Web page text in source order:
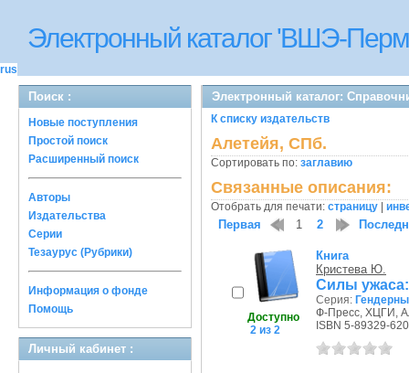
Электронный каталог 'ВШЭ-
rus
Поиск :
Новые поступления
Простой поиск
Расширенный поиск
Авторы
Издательства
Серии
Тезаурус (Рубрики)
Информация о фонде
Помощь
Личный кабинет :
Электронный каталог:
К списку издательств
Алетейя, СПб.
Сортировать по: заглавию
Связанные описания:
Отобрать для печати: страницу
Первая 1 2
Доступно
2 из 2
Книга
Кристева Ю.
Силы
Серия:
Ф-Пресс, ХЦГИ,
ISBN 5-89329-